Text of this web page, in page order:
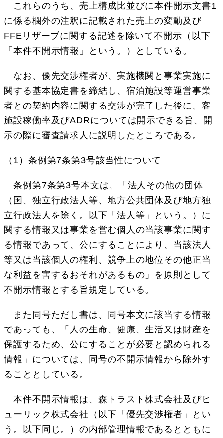
これらのうち、売上構成比並びに本件開示文書1
に係る欄外の注釈に記載された売上の変動及び
FFEリザーブに関する記述を除いて不開示（以下
「本件不開示情報」という。）としている。
なお、優先交渉権者が、実施機関と事業実施に
関する基本協定書を締結し、宿泊施設等運営事業
者との契約内容に関する交渉が完了した後に、客
施設稼働率及びADRについては開示できる旨、開
示の際に審査請求人に説明したところである。
（1）条例第7条第3号該当性について
条例第7条第3号本文は、「法人その他の団体
（国、独立行政法人等、地方公共団体及び地方独
立行政法人を除く。以下「法人等」という。）に
関する情報又は事業を営む個人の当該事業に関す
る情報であって、公にすることにより、当該法人
等又は当該個人の権利、競争上の地位その他正当
な利益を害するおそれがあるもの」を原則として
不開示情報とする旨規定している。
また同号ただし書は、同号本文に該当する情報
であっても、「人の生命、健康、生活又は財産を
保護するため、公にすることが必要と認められる
情報」については、同号の不開示情報から除外す
ることとしている。
本件不開示情報は、森トラスト株式会社及びヒ
ューリック株式会社（以下「優先交渉権者」とい
う。以下同じ。）の内部管理情報であるとともに